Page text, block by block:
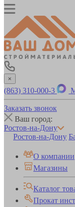
×
(863) 310-000-3
Заказать звонок
Ваш город:
Ростов-на-Дону
Ростов-на-Дону
О компании
Магазины
Каталог
Прокат